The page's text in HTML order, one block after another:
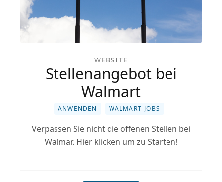
WEBSITE
Stellenangebot bei
Walmart
ANWENDEN WALMART-JOBS
Verpassen Sie nicht die offenen Stellen bei
Walmar. Hier klicken um zu Starten!